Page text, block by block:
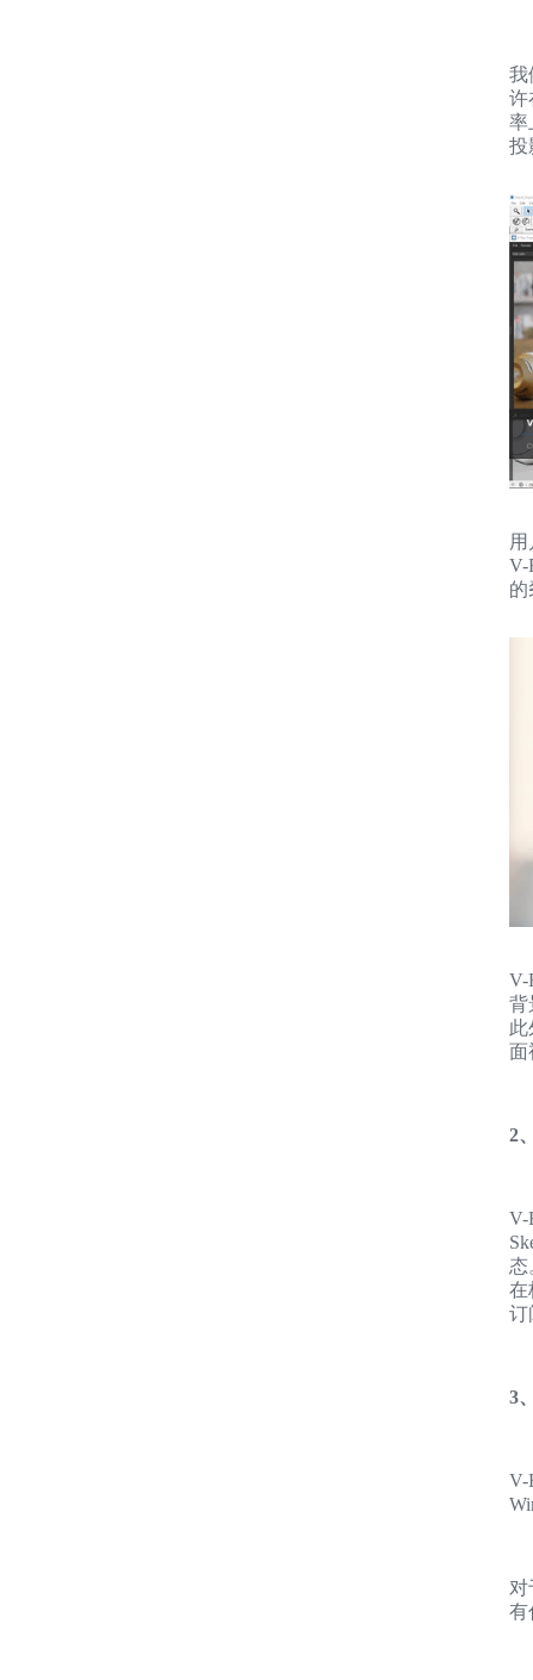
我
许
率
投
V-
的
V-
背
此
面
2
V-
态
在
订
3
V-
对
有